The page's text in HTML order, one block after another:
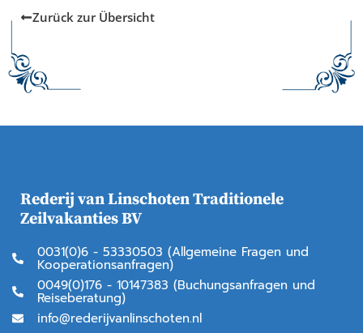
Zurück zur Übersicht
Rederij van Linschoten Traditionele
Zeilvakanties BV
0031(0)6 - 53330503 (Allgemeine Fragen und
Kooperationsanfragen)
0049(0)176 - 10147383 (Buchungsanfragen und
Reiseberatung)
info@rederijvanlinschoten.nl